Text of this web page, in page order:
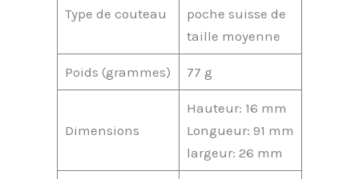
Type de couteau
poche suisse de
taille moyenne
Poids (grammes) 77 g
Dimensions
Hauteur: 16 mm
Longueur: 91 mm
largeur: 26 mm